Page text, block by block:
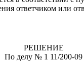
ответчиком или
РЕШЕНИЕ
По делу № 1 11/200-09